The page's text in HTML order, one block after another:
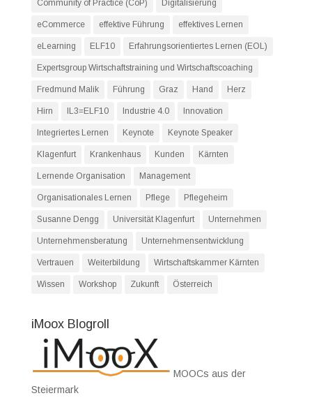
Community of Practice (CoP) Digitalisierung
eCommerce effektive Führung effektives Lernen
eLearning ELF10 Erfahrungsorientiertes Lernen (EOL)
Expertsgroup Wirtschaftstraining und Wirtschaftscoaching
Fredmund Malik Führung Graz Hand Herz
Hirn IL3=ELF10 Industrie 4.0 Innovation
Integriertes Lernen Keynote Keynote Speaker
Klagenfurt Krankenhaus Kunden Kärnten
Lernende Organisation Management
Organisationales Lernen Pflege Pflegeheim
Susanne Dengg Universität Klagenfurt Unternehmen
Unternehmensberatung Unternehmensentwicklung
Vertrauen Weiterbildung Wirtschaftskammer Kärnten
Wissen Workshop Zukunft Österreich
iMoox Blogroll
MOOCs aus der
Steiermark